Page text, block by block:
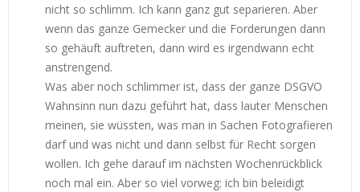
nicht so schlimm. Ich kann ganz gut separieren. Aber
wenn das ganze Gemecker und die Forderungen dann
so gehäuft auftreten, dann wird es irgendwann echt
anstrengend.
Was aber noch schlimmer ist, dass der ganze DSGVO
Wahnsinn nun dazu geführt hat, dass lauter Menschen
meinen, sie wüssten, was man in Sachen Fotografieren
darf und was nicht und dann selbst für Recht sorgen
wollen. Ich gehe darauf im nächsten Wochenrückblick
noch mal ein. Aber so viel vorweg: ich bin beleidigt